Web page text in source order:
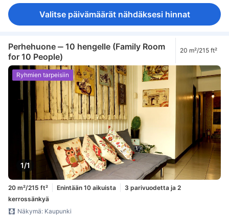
Valitse päivämäärät nähdäksesi hinnat
Perhehuone ‒ 10 hengelle (Family Room
for 10 People)
20 m²/215 ft²
1/1
Ryhmien tarpeisiin
20 m²/215 ft² Enintään 10 aikuista
3 parivuodetta ja 2
kerrossänkyä
Näkymä: Kaupunki